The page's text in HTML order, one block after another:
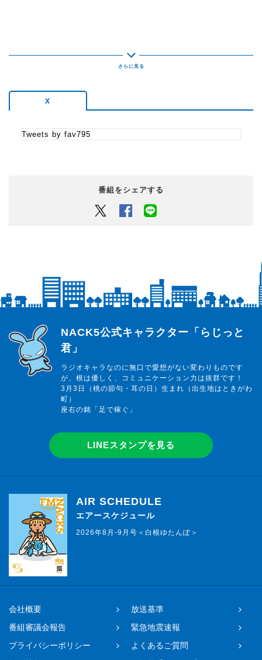
番組Xのアカウントは【@fav795】
て下さい！
職場では上司と部下の間で板挟み。家庭でも肩身の狭い思い
働き盛りの世代にとっては、何かと息苦しい事が多い現代社
「ポジティブ」「笑顔」を世の中に提供するのがこの番組。
オトナが元気になると日本が元気になるプログラム！
X
Tweets by fav795
番組をシェアする
Twitter Facebook
らじっと君
NACK5公式キャラクター「らじっと
君」
ラジオキャラなのに無口で愛想がない変わりものです
が、根は優しく、コミュニケーション力は抜群です！
3月3日（桃の節句・耳の日）生まれ（出生地はときがわ
町）
座右の銘「足で稼ぐ」
LINEスタンプを見る
AIR SCHEDULE
エアースケジュール
2026年8月-9月号＜白根ゆたんぽ＞
会社概要
放送基準
番組審議会報告
緊急地震速報
プライバシーポリシー
よくあるご質問